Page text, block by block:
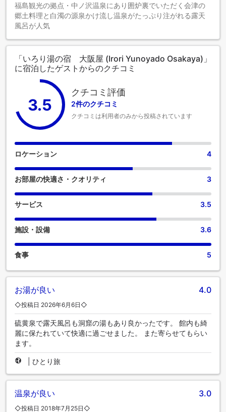
福島観光の拠点・中ノ沢温泉にあり囲炉裏でいただく会津の
郷土料理と白濁の源泉かけ流し温泉がたっぷり注がれる露天
風呂が人気
「いろり湯の宿 大阪屋 (Irori Yunoyado Osakaya)」
に宿泊したゲストからのクチコミ
3.5
クチコミ評価
2件のクチコミ
クチコミは利用者のみから投稿されています
ロケーション 4
お部屋の快適さ・クオリティ 3
サービス 3.5
施設・設備 3.6
食事 5
お湯が良い 4.0
◇投稿日 2026年6月6日◇
硫黄泉で露天風呂も洞窟の湯もあり良かったです。 館内も綺
麗に保たれていて快適に過ごせました。 また寄らせてもらい
ます。
ひとり旅
温泉が良い 3.0
◇投稿日 2018年7月25日◇